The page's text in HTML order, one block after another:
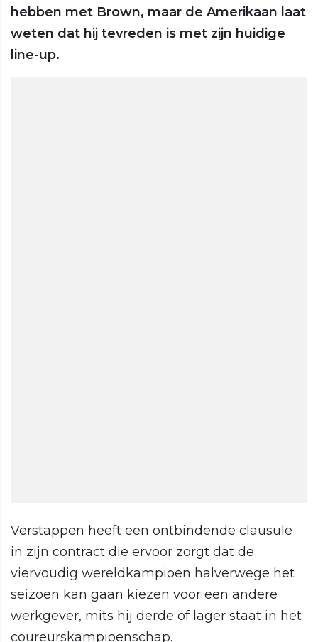
hebben met Brown, maar de Amerikaan laat
weten dat hij tevreden is met zijn huidige
line-up.
Verstappen heeft een ontbindende clausule
in zijn contract die ervoor zorgt dat de
viervoudig wereldkampioen halverwege het
seizoen kan gaan kiezen voor een andere
werkgever, mits hij derde of lager staat in het
coureurskampioenschap.